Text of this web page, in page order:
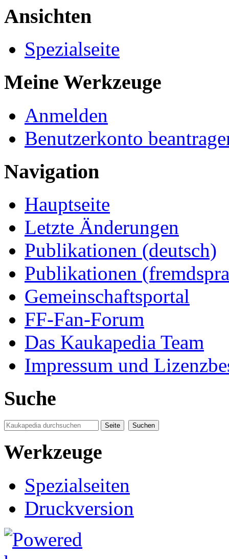
Ansichten
Spezialseite
Meine Werkzeuge
Anmelden
Benutzerkonto
Navigation
Hauptseite
Letzte Änderungen
Publikationen (deutsch)
Publikationen
Gemeinschaftsportal
FF-Fan-Forum
Das Kaukapedia Team
Impressum und
Suche
Werkzeuge
Spezialseiten
Druckversion